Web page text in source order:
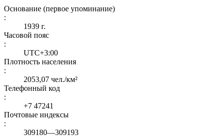
Основание (первое упоминание)
:
1939 г.
Часовой пояс
:
UTC+3:00
Плотность населения
:
2053,07 чел./км²
Телефонный код
:
+7 47241
Почтовые индексы
:
309180—309193